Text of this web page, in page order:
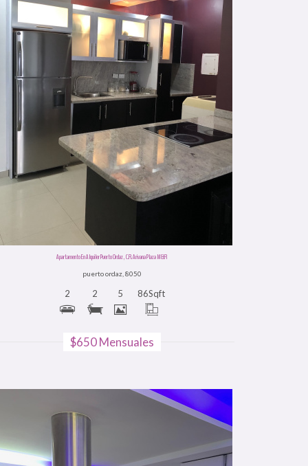
Más Detalle
Apartamento En Alquiler Puerto Ordaz , C.R. Arivana Plaza M&R
puerto ordaz, 8050
2 2 5 86Sqft
$650 Mensuales